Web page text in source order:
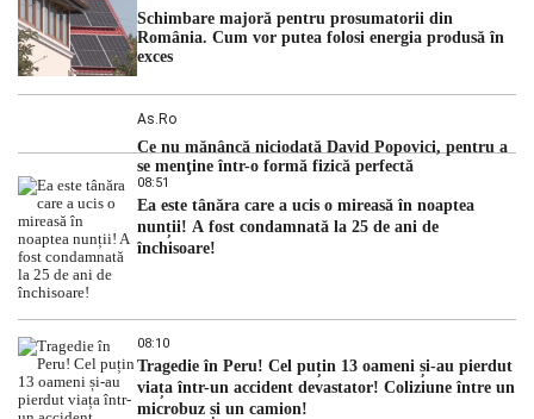
Schimbare majoră pentru prosumatorii din
România. Cum vor putea folosi energia produsă în
exces
As.ro
Ce nu mănâncă niciodată David Popovici, pentru a
se menţine într-o formă fizică perfectă
08:51
Ea este tânăra care a ucis o mireasă în noaptea
nunții! A fost condamnată la 25 de ani de
închisoare!
08:10
Tragedie în Peru! Cel puțin 13 oameni și-au pierdut
viața într-un accident devastator! Coliziune între un
microbuz și un camion!